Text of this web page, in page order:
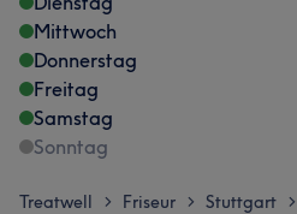
Mittwoch
Donnerstag
Freitag
Samstag
Sonntag
Treatwell > Friseur > Stuttgart >